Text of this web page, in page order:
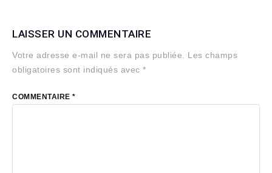
LAISSER UN COMMENTAIRE
Votre adresse e-mail ne sera pas publiée.
Les champs
obligatoires sont indiqués avec *
COMMENTAIRE *